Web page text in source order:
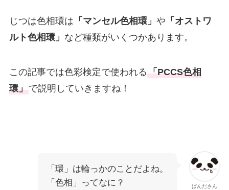
じつは色相環は 「マンセル色相環」 や 「オストワ
ルト色相環」 など種類がいくつかあります。
この記事では色彩検定で使われる「PCCS色相
環」で説明していきますね！
ぱんださん
「環」は輪っかのことだよね。
「色相」ってなに？